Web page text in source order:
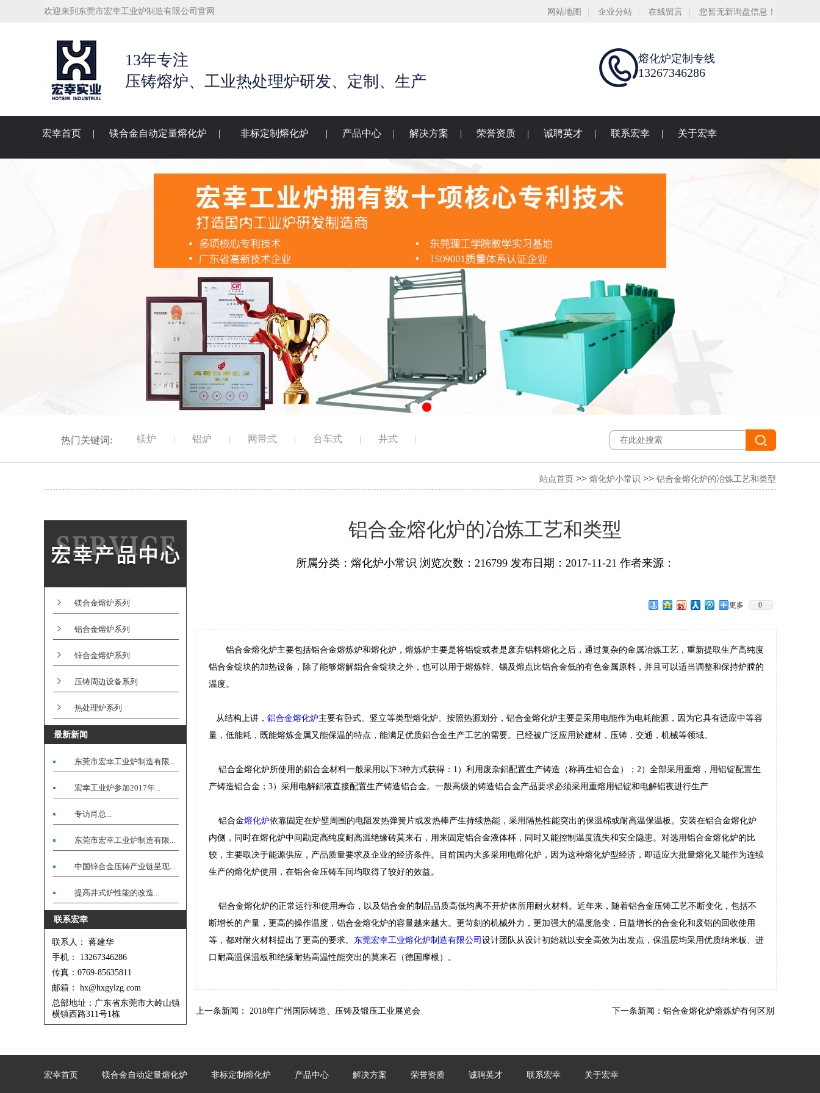
欢迎来到东莞市宏幸工业炉制造有限公司官网 网站地图 企业分站 在线留言 您暂无新询盘信息！
13年专注
压铸熔炉、工业热处理炉研发、定制、生产
熔化炉定制专线
13267346286
宏幸首页 | 镁合金自动定量熔化炉 | 非标定制熔化炉 | 产品中心 | 解决方案 | 荣誉资质 | 诚聘英才 | 联系宏幸 | 关于宏幸
热门关键词: 镁炉 | 铝炉 | 网带式 | 台车式 | 井式 |
站点首页 >> 熔化炉小常识 >> 铝合金熔化炉的冶炼工艺和类型
镁合金熔炉系列
铝合金熔炉系列
锌合金熔炉系列
压铸周边设备系列
热处理炉系列
最新新闻
东莞市宏幸工业炉制造有限...
宏幸工业炉参加2017年...
专访肖总...
东莞市宏幸工业炉制造有限...
中国锌合金压铸产业链呈现...
提高井式炉性能的改造...
联系宏幸
联系人： 蒋建华
手机： 13267346286
传真：0769-85635811
邮箱： hx@hxgylzg.com
总部地址：广东省东莞市大岭山镇
横镇西路311号1栋
铝合金熔化炉的冶炼工艺和类型
所属分类：熔化炉小常识 浏览次数：216799 发布日期：2017-11-21 作者来源：
更多 0
铝合金熔化炉主要包括铝合金熔炼炉和熔化炉，熔炼炉主要是将铝锭或者是废弃铝料熔化之后，通过复杂的金属冶炼工艺，重新提取生产高纯度
铝合金锭块的加热设备，除了能够熔解鋁合金锭块之外，也可以用于熔炼锌、锡及熔点比铝合金低的有色金属原料，并且可以适当调整和保持炉膛的
温度。
从结构上讲， 鋁合金熔化炉主要有卧式、竖立等类型熔化炉。按照热源划分，铝合金熔化炉主要是采用电能作为电耗能源，因为它具有适应中等容
量，低能耗，既能熔炼金属又能保温的特点，能满足优质鋁合金生产工艺的需要。已经被广泛应用於建材，压铸，交通，机械等领域。
铝合金熔化炉所使用的鋁合金材料一般采用以下3种方式获得：1）利用废杂鋁配置生产铸造（称再生铝合金）；2）全部采用重熔，用铝锭配置生
产铸造铝合金；3）采用电解鋁液直接配置生产铸造铝合金。一般高级的铸造铝合金产品要求必须采用重熔用铝锭和电解铝夜进行生产
铝合金熔化炉依靠固定在炉壁周围的电阻发热弹簧片或发热棒产生持续热能，采用隔热性能突出的保温棉或耐高温保温板。安装在铝合金熔化炉
内侧，同时在熔化炉中间勘定高纯度耐高温绝缘砖莫来石，用来固定铝合金液体杯，同时又能控制温度流失和安全隐患。对选用铝合金熔化炉的比
较，主要取决于能源供应，产品质量要求及企业的经济条件。目前国内大多采用电熔化炉，因为这种熔化炉型经济，即适应大批量熔化又能作为连续
生产的熔化炉使用，在铝合金压铸车间均取得了较好的效益。
铝合金熔化炉的正常运行和使用寿命，以及铝合金的制品品质高低均离不开炉体所用耐火材料。近年来，随着铝合金压铸工艺不断变化，包括不
断增长的产量，更高的操作温度，铝合金熔化炉的容量越来越大。更苛刻的机械外力，更加强大的温度急变，日益增长的合金化和废铝的回收使用
等，都对耐火材料提出了更高的要求。 东莞宏幸工业熔化炉制造有限公司 设计团队从设计初始就以安全高效为出发点，保温层均采用优质纳米板、进
口耐高温保温板和绝缘耐热高温性能突出的莫来石（德国摩根）。
上一条新闻： 2018年广州国际铸造、压铸及锻压工业展览会 下一条新闻： 铝合金熔化炉熔炼炉有何区别
宏幸首页 镁合金自动定量熔化炉 非标定制熔化炉 产品中心 解决方案 荣誉资质 诚聘英才 联系宏幸 关于宏幸